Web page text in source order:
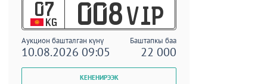
07
KG 008 VIP
Аукцион башталган күнү Баштапкы баа
10.08.2026 09:05 22 000